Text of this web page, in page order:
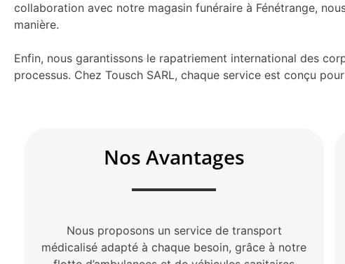
collaboration avec notre magasin funéraire à Fénétrange,
manière.
Enfin, nous garantissons le rapatriement international des
processus. Chez Tousch SARL, chaque service est conçu
Nos Avantages
Nous proposons un service de transport
médicalisé adapté à chaque besoin, grâce à notre